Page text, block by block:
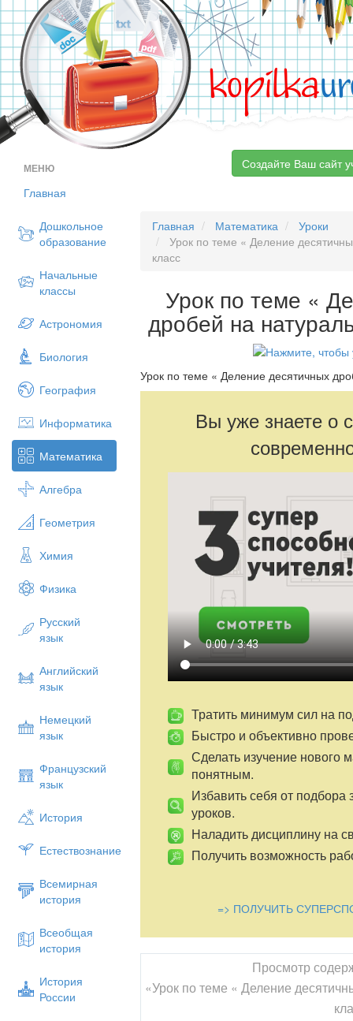
kopilka
МЕНЮ
Главная
Дошкольное
образование
Начальные
классы
Астрономия
Биология
География
Информатика
Математика
Алгебра
Геометрия
Химия
Физика
Русский
язык
Английский
язык
Немецкий
язык
Французский
язык
История
Естествознание
Всемирная
история
Всеобщая
история
История
России
Создайте Ваш сайт
Главная Математика
Уроки
Урок по теме « Деление
класс
Урок по теме «
дробей на
Урок по теме « Деление десятичных
Вы уже знаете о
Тратить минимум сил на
Быстро и объективно
Сделать изучение нового
понятным.
Избавить себя от подбора
уроков.
Наладить дисциплину на
Получить возможность
=> ПОЛУЧИТЬ
Просмотр
«Урок по теме « Деление